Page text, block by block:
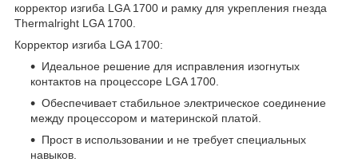
корректор изгиба LGA 1700 и рамку для укрепления гнезда
Thermalright LGA 1700.
Корректор изгиба LGA 1700:
Идеальное решение для исправления изогнутых
контактов на процессоре LGA 1700.
Обеспечивает стабильное электрическое соединение
между процессором и материнской платой.
Прост в использовании и не требует специальных
навыков.